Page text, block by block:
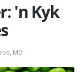
'n Kyk
MD